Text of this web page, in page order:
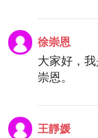
徐崇恩
大家好，
崇恩。
王靜媛